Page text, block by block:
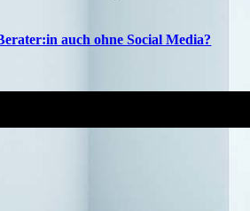
auch ohne Social Media?